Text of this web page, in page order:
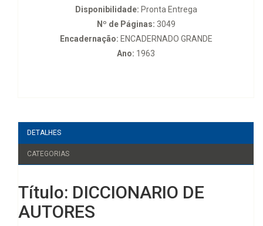
Disponibilidade: Pronta Entrega
Nº de Páginas: 3049
Encadernação: ENCADERNADO GRANDE
Ano: 1963
DETALHES
CATEGORIAS
Título: DICCIONARIO DE
AUTORES